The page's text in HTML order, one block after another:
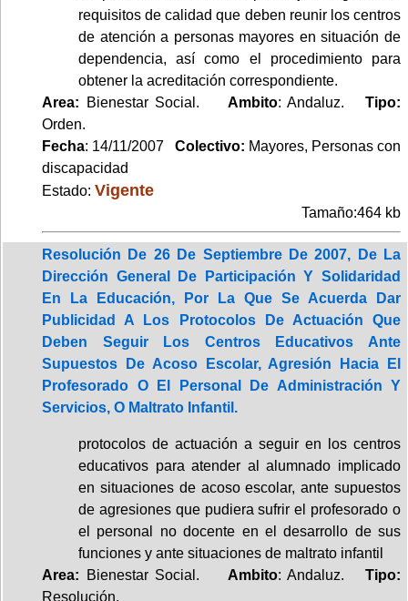
requisitos de calidad que deben reunir los centros
de atención a personas mayores en situación de
dependencia, así como el procedimiento para
obtener la acreditación correspondiente.
Area: Bienestar Social. Ambito: Andaluz.Tipo:
Orden.
Fecha: 14/11/2007 Colectivo: Mayores, Personas con
discapacidad
Estado: Vigente
Tamaño:464 kb
Resolución De 26 De Septiembre De 2007, De La
Dirección General De Participación Y Solidaridad
En La Educación, Por La Que Se Acuerda Dar
Publicidad A Los Protocolos De Actuación Que
Deben Seguir Los Centros Educativos Ante
Supuestos De Acoso Escolar, Agresión Hacia El
Profesorado O El Personal De Administración Y
Servicios, O Maltrato Infantil.
protocolos de actuación a seguir en los centros
educativos para atender al alumnado implicado
en situaciones de acoso escolar, ante supuestos
de agresiones que pudiera sufrir el profesorado o
el personal no docente en el desarrollo de sus
funciones y ante situaciones de maltrato infantil
Area: Bienestar Social. Ambito: Andaluz.Tipo:
Resolución.